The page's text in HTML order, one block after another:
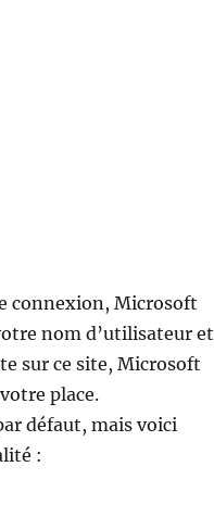
connexion, Microsoft
nom d’utilisateur et
sur ce site, Microsoft
place.
défaut, mais voici
: